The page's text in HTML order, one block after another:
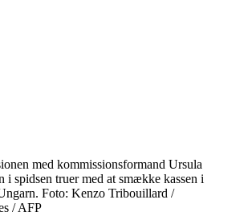
med kommissionsformand Ursula
i spidsen truer med at smække kassen i
Foto: Kenzo Tribouillard /
/ AFP